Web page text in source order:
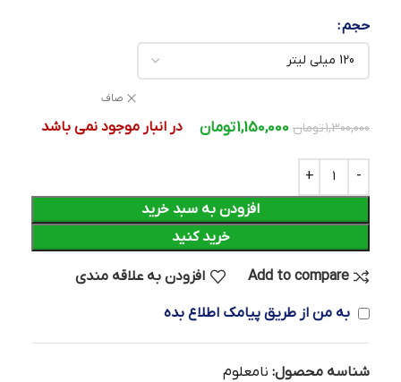
حجم
صاف
1,300,000تومان 1,150,000تومان در انبار موجود نمی باشد
افزودن به سبد خرید
خرید کنید
Add to compare افزودن به علاقه مندی
به من از طریق پیامک اطلاع بده
شناسه محصول: نامعلوم